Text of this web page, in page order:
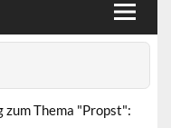
zum Thema "Propst":